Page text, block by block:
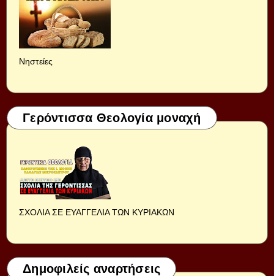
Νηστείες
Γερόντισσα Θεολογία μοναχή
ΣΧΟΛΙΑ ΣΕ ΕΥΑΓΓΕΛΙΑ ΤΩΝ ΚΥΡΙΑΚΩΝ
Δημοφιλείς αναρτήσεις